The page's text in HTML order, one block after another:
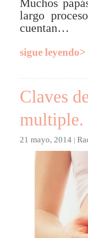
Muchos
largo
cuentan…
sigue leyendo>
Claves
multiple.
21 mayo, 2014 |